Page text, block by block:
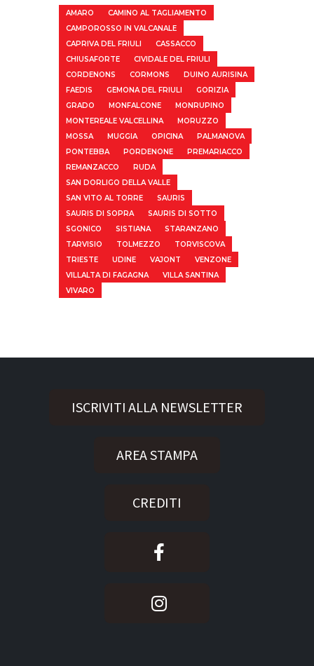
AMARO
CAMINO AL TAGLIAMENTO
CAMPOROSSO IN VALCANALE
CAPRIVA DEL FRIULI
CASSACCO
CHIUSAFORTE
CIVIDALE DEL FRIULI
CORDENONS
CORMONS
DUINO AURISINA
FAEDIS
GEMONA DEL FRIULI
GORIZIA
GRADO
MONFALCONE
MONRUPINO
MONTEREALE VALCELLINA
MORUZZO
MOSSA
MUGGIA OPICINA
PALMANOVA
PONTEBBA
PORDENONE
PREMARIACCO
REMANZACCO
RUDA
SAN DORLIGO DELLA VALLE
SAN VITO AL TORRE
SAURIS
SAURIS DI SOPRA
SAURIS DI SOTTO
SGONICO
SISTIANA
STARANZANO
TARVISIO
TOLMEZZO
TORVISCOVA
TRIESTE
UDINE VAJONT
VENZONE
VILLALTA DI FAGAGNA
VILLA SANTINA
VIVARO
ISCRIVITI ALLA NEWSLETTER
AREA STAMPA
CREDITI